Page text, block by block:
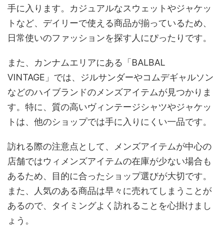
手に入ります。カジュアルなスウェットやジャケッ
トなど、デイリーで使える商品が揃っているため、
日常使いのファッションを探す人にぴったりです。
また、カンナムエリアにある「BALBAL
VINTAGE」では、ジルサンダーやコムデギャルソン
などのハイブランドのメンズアイテムが見つかりま
す。特に、質の高いヴィンテージシャツやジャケッ
トは、他のショップでは手に入りにくい一品です。
訪れる際の注意点として、メンズアイテムが中心の
店舗ではウィメンズアイテムの在庫が少ない場合も
あるため、目的に合ったショップ選びが大切です。
また、人気のある商品は早々に売れてしまうことが
あるので、タイミングよく訪れることを心掛けまし
ょう。